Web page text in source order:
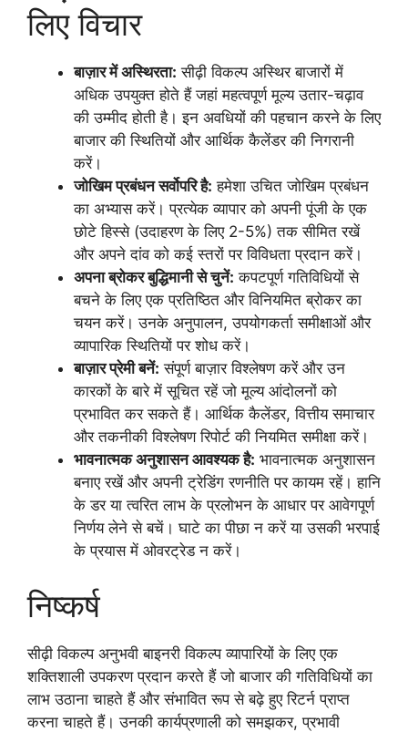
लिए विचार
बाज़ार में अस्थिरता: सीढ़ी विकल्प अस्थिर बाजारों में
अधिक उपयुक्त होते हैं जहां महत्वपूर्ण मूल्य उतार-चढ़ाव
की उम्मीद होती है। इन अवधियों की पहचान करने के लिए
बाजार की स्थितियों और आर्थिक कैलेंडर की निगरानी
करें।
जोखिम प्रबंधन सर्वोपरि है: हमेशा उचित जोखिम प्रबंधन
का अभ्यास करें। प्रत्येक व्यापार को अपनी पूंजी के एक
छोटे हिस्से (उदाहरण के लिए 2-5%) तक सीमित रखें
और अपने दांव को कई स्तरों पर विविधता प्रदान करें।
अपना ब्रोकर बुद्धिमानी से चुनें: कपटपूर्ण गतिविधियों से
बचने के लिए एक प्रतिष्ठित और विनियमित ब्रोकर का
चयन करें। उनके अनुपालन, उपयोगकर्ता समीक्षाओं और
व्यापारिक स्थितियों पर शोध करें।
बाज़ार प्रेमी बनें: संपूर्ण बाज़ार विश्लेषण करें और उन
कारकों के बारे में सूचित रहें जो मूल्य आंदोलनों को
प्रभावित कर सकते हैं। आर्थिक कैलेंडर, वित्तीय समाचार
और तकनीकी विश्लेषण रिपोर्ट की नियमित समीक्षा करें।
भावनात्मक अनुशासन आवश्यक है: भावनात्मक अनुशासन
बनाए रखें और अपनी ट्रेडिंग रणनीति पर कायम रहें। हानि
के डर या त्वरित लाभ के प्रलोभन के आधार पर आवेगपूर्ण
निर्णय लेने से बचें। घाटे का पीछा न करें या उसकी भरपाई
के प्रयास में ओवरट्रेड न करें।
निष्कर्ष
सीढ़ी विकल्प अनुभवी बाइनरी विकल्प व्यापारियों के लिए एक
शक्तिशाली उपकरण प्रदान करते हैं जो बाजार की गतिविधियों का
लाभ उठाना चाहते हैं और संभावित रूप से बढ़े हुए रिटर्न प्राप्त
करना चाहते हैं। उनकी कार्यप्रणाली को समझकर, प्रभावी